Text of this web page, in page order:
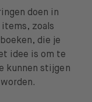
doen in
zoals
die je
idee is om te
kunnen stijgen